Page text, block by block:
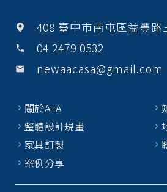
408 臺中市南屯區益豐路
phone 04 2479 0532
email newaacasa@gmail.com
關於A+A
整體設計規畫
家具訂製
案例分享